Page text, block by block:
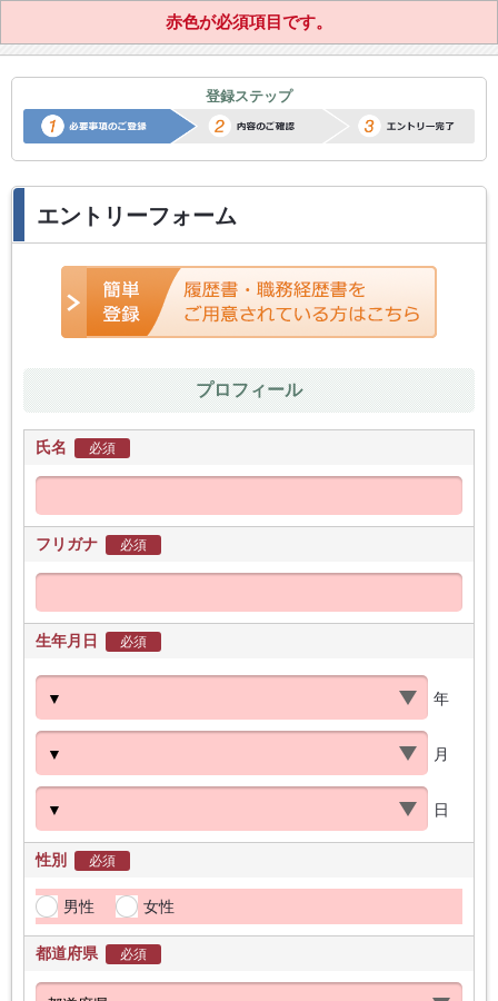
正社員転職サポートエントリー
登録ステップ
エントリーフォーム
プロフィール
氏名 必須
フリガナ 必須
生年月日 必須
年
月
日
性別 必須
男性 女性
都道府県 必須
赤色が必須項目です。